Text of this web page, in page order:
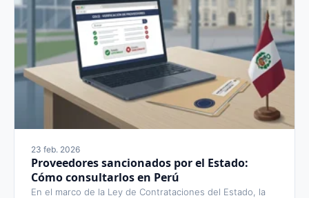
23 feb. 2026
Proveedores sancionados por el Estado:
Cómo consultarlos en Perú
En el marco de la Ley de Contrataciones del Estado, la